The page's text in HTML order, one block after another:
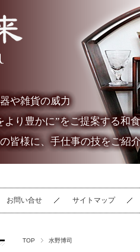
や雑貨の威力
より豊かに”をご提案する和
皆様に、手仕事の技をご紹
お問い合せ サイトマップ
TOP 水野博司